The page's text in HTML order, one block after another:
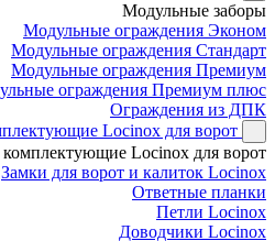
Модульные заборы
Модульные ограждения Эконом
Модульные ограждения Стандарт
Модульные ограждения Премиум
ограждения Премиум плюс
Ограждения из ДПК
Locinox для ворот
Locinox для ворот
Замки для ворот и калиток Locinox
Ответные планки
Петли Locinox
Доводчики Locinox